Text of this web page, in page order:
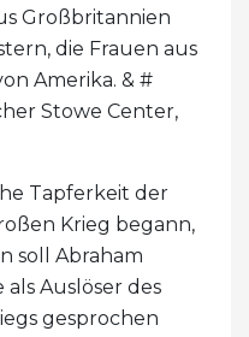
Großbritannien
die Frauen aus
Amerika. & #
Stowe Center,
Tapferkeit der
Krieg begann,
soll Abraham
Auslöser des
gesprochen